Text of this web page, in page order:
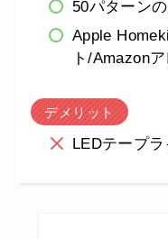
50パターン
Apple
ト/Amazon
デメリット
LEDテープ